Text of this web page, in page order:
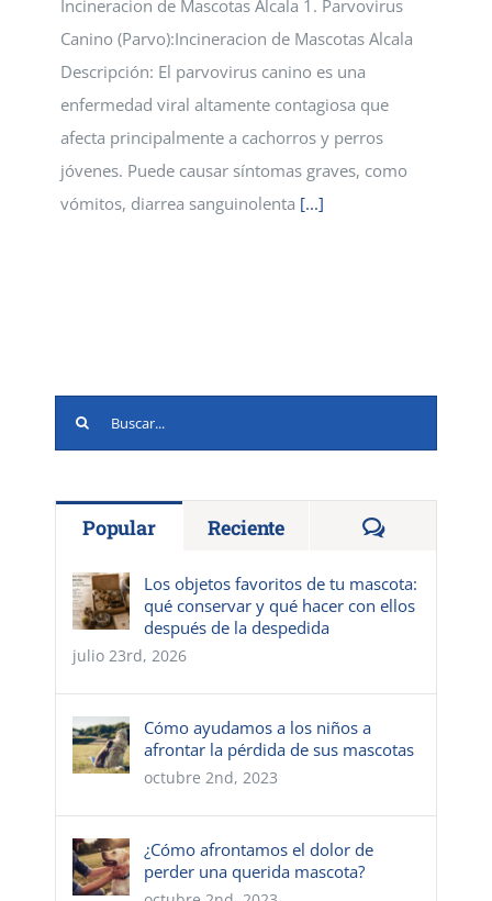
Incineracion de Mascotas Alcala 1. Parvovirus
Canino (Parvo):Incineracion de Mascotas Alcala
Descripción: El parvovirus canino es una
enfermedad viral altamente contagiosa que
afecta principalmente a cachorros y perros
jóvenes. Puede causar síntomas graves, como
vómitos, diarrea sanguinolenta [...]
Buscar:
Popular Reciente
Los objetos favoritos de tu mascota:
qué conservar y qué hacer con ellos
después de la despedida
julio 23rd, 2026
Cómo ayudamos a los niños a
afrontar la pérdida de sus mascotas
octubre 2nd, 2023
¿Cómo afrontamos el dolor de
perder una querida mascota?